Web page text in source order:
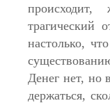
происходит,
трагический
настолько,
Денег нет, но
держаться,